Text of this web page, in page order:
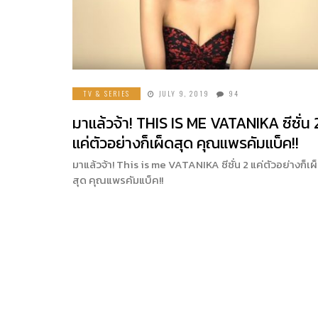
TV & SERIES JULY 9, 2019 94
มาแล้วจ้า! THIS IS ME VATANIKA ซีซั่น
แค่ตัวอย่างก็เผ็ดสุด คุณแพรคัมแบ็ค!!
มาแล้วจ้า! This is me VATANIKA ซีซั่น 2 แค่ตัวอย่างก็เ
สุด คุณแพรคัมแบ็ค!!